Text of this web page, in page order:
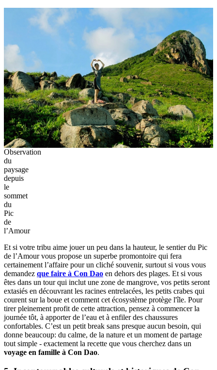
Observation
du
paysage
depuis
le
sommet
du
Pic
de
l’Amour
Et si votre tribu aime jouer un peu dans la hauteur, le sentier du Pic
de l’Amour vous propose un superbe promontoire qui fera
certainement l’affaire pour un cliché souvenir, surtout si vous vous
demandez que faire à Con Dao en dehors des plages. Et si vous
êtes dans un tour qui inclut une zone de mangrove, vos petits seront
extasiés en découvrant les racines entrelacées, les petits crabes qui
courent sur la boue et comment cet écosystème protège l'île. Pour
tirer pleinement profit de cette attraction, pensez à commencer la
journée tôt, à apporter de l’eau et à enfiler des chaussures
confortables. C’est un petit break sans presque aucun besoin, qui
donne beaucoup: du calme, de la nature et un moment de partage
tout simple - exactement la recette que vous cherchez dans un
voyage en famille à Con Dao.